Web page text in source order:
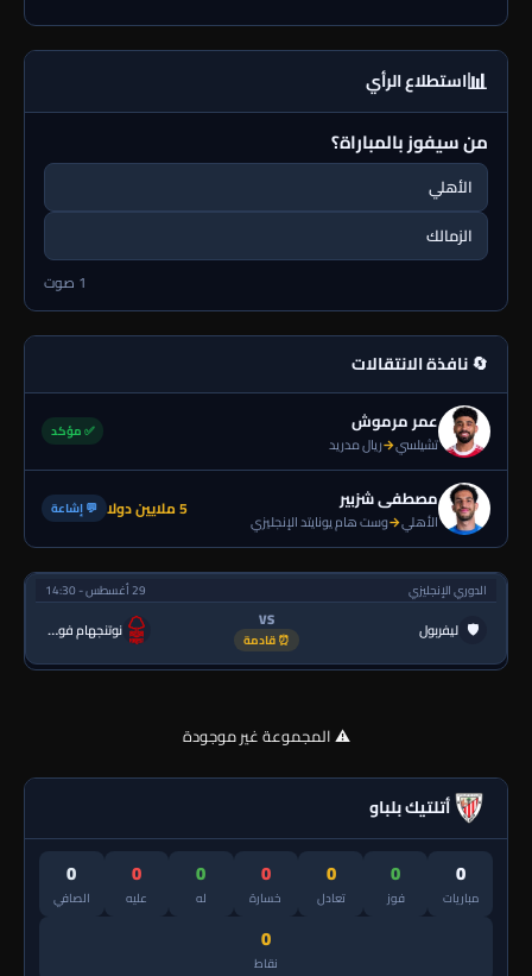
📊استطلاع الرأي
من سيفوز بالمباراة؟
الأهلي
الزمالك
1 صوت
🔄 نافذة الانتقالات
عمر مرموش
تشيلسي→ريال مدريد
✅ مؤكد
مصطفى شزبير
الأهلي→وست هام يونايتد الإنجليزي 5 ملايين دولا 💬 إشاعة
الدوري الإنجليزي 29 أغسطس - 14:30
🛡 ليفربول VS
⏰ قادمة نوتنجهام فورست
⚠️ المجموعة غير موجودة
أتلتيك بلباو
0
مباريات
0
فوز
0
تعادل
0
خسارة
0
له
0
عليه
0
الصافي
0
نقاط